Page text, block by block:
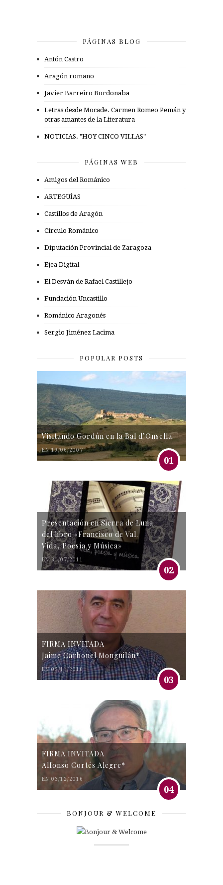
PÁGINAS BLOG
Antón Castro
Aragón romano
Javier Barreiro Bordonaba
Letras desde Mocade. Carmen Romeo Pemán y
otras amantes de la Literatura
NOTICIAS. "HOY CINCO VILLAS"
PÁGINAS WEB
Amigos del Románico
ARTEGUÍAS
Castillos de Aragón
Círculo Románico
Diputación Provincial de Zaragoza
Ejea Digital
El Desván de Rafael Castillejo
Fundación Uncastillo
Románico Aragonés
Sergio Jiménez Lacima
POPULAR POSTS
Visitando Gordún en la Bal d’Onsella.
EN 19/06/2007
01
Presentación en Sierra de Luna
del libro «Francisco de Val.
Vida, Poesía y Música»
EN 31/07/2011
02
FIRMA INVITADA
Jaime Carbonel Monguilán*
EN 05/11/2016
03
FIRMA INVITADA
Alfonso Cortés Alegre*
EN 03/12/2016
04
BONJOUR & WELCOME